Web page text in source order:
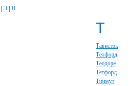
Э Я
Т
Тависток
Телфорд
Теодоре
Тетфорд
Тинмут